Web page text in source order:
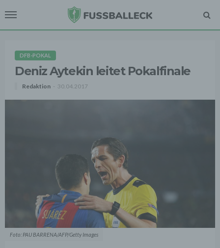
DFB-POKAL
Deniz Aytekin leitet Pokalfinale
Redaktion 30.04.2017
Foto: PAU BARRENA/AFP/Getty Images